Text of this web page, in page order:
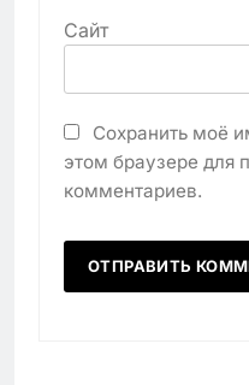
Сайт
Сохранить моё
этом браузере для
комментариев.